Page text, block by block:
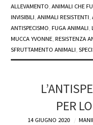
ALLEVAMENTO,ANIMALI CHE
INVISIBILI,ANIMALI RESISTENTI,
ANTISPECISMO,FUGA ANIMALI,
MUCCA YVONNE,RESISTENZA
SFRUTTAMENTO ANIMALI,
PER
14 GIUGNO 2020